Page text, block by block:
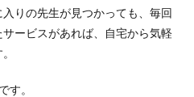
りの先生が見つかっても、毎回
ービスがあれば、自宅から気軽
す。